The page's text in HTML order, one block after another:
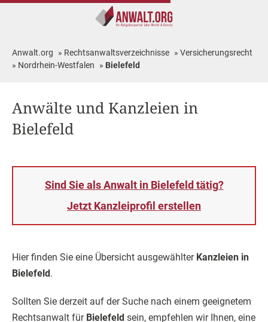
Anwälte und Kanzleien in
Bielefeld
Anwalt.org » Rechtsanwaltsverzeichnisse » Versicherungsrecht
» Nordrhein-Westfalen » Bielefeld
Sind Sie als Anwalt in Bielefeld tätig?
Jetzt Kanzleiprofil erstellen
Hier finden Sie eine Übersicht ausgewählter Kanzleien in
Bielefeld.
Sollten Sie derzeit auf der Suche nach einem geeignetem
Rechtsanwalt für Bielefeld sein, empfehlen wir Ihnen, eine